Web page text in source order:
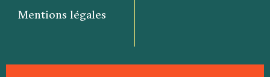
Mentions légales